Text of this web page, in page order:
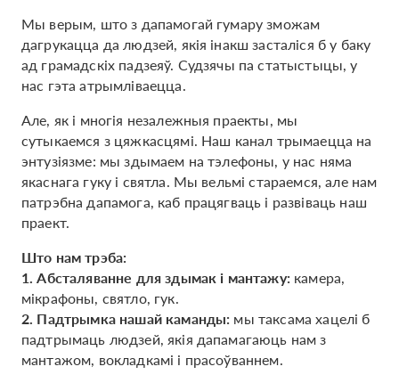
Мы верым, што з дапамогай гумару зможам
дагрукацца да людзей, якія інакш засталіся б у баку
ад грамадскіх падзеяў. Судзячы па статыстыцы, у
нас гэта атрымліваецца.
Але, як і многія незалежныя праекты, мы
сутыкаемся з цяжкасцямі. Наш канал трымаецца на
энтузіязме: мы здымаем на тэлефоны, у нас няма
якаснага гуку і святла. Мы вельмі стараемся, але нам
патрэбна дапамога, каб працягваць і развіваць наш
праект.
Што нам трэба:
1. Абсталяванне для здымак і мантажу: камера,
мікрафоны, святло, гук.
2. Падтрымка нашай каманды: мы таксама хацелі б
падтрымаць людзей, якія дапамагаюць нам з
мантажом, вокладкамі і прасоўваннем.